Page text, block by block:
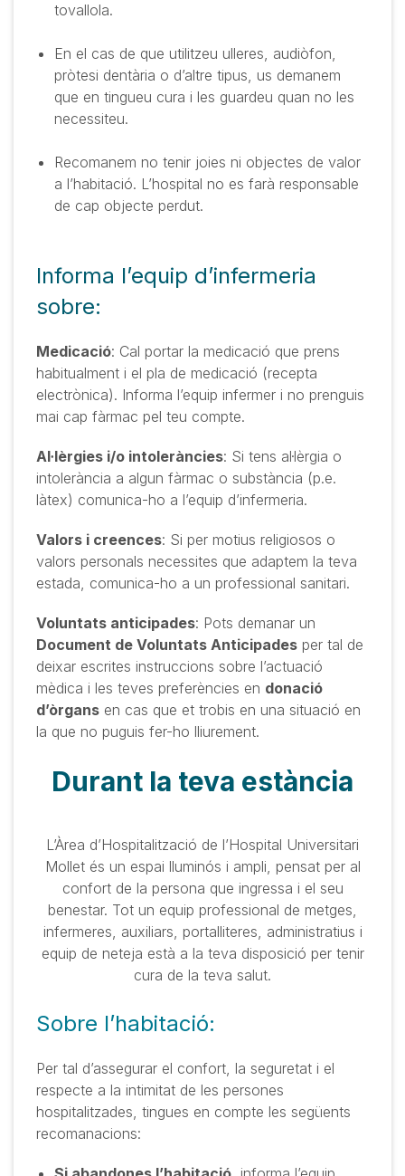
tovallola.
En el cas de que utilitzeu ulleres, audiòfon,
pròtesi dentària o d’altre tipus, us demanem
que en tingueu cura i les guardeu quan no les
necessiteu.
Recomanem no tenir joies ni objectes de valor
a l’habitació. L’hospital no es farà responsable
de cap objecte perdut.
Informa l’equip d’infermeria
sobre:
Medicació: Cal portar la medicació que prens
habitualment i el pla de medicació (recepta
electrònica). Informa l’equip infermer i no prenguis
mai cap fàrmac pel teu compte.
Al·lèrgies i/o intoleràncies: Si tens al·lèrgia o
intolerància a algun fàrmac o substància (p.e.
làtex) comunica-ho a l’equip d’infermeria.
Valors i creences: Si per motius religiosos o
valors personals necessites que adaptem la teva
estada, comunica-ho a un professional sanitari.
Voluntats anticipades: Pots demanar un
Document de Voluntats Anticipades per tal de
deixar escrites instruccions sobre l’actuació
mèdica i les teves preferències en donació
d’òrgans en cas que et trobis en una situació en
la que no puguis fer-ho lliurement.
Durant la teva estància
L’Àrea d’Hospitalització de l’Hospital Universitari
Mollet és un espai lluminós i ampli, pensat per al
confort de la persona que ingressa i el seu
benestar. Tot un equip professional de metges,
infermeres, auxiliars, portalliteres, administratius i
equip de neteja està a la teva disposició per tenir
cura de la teva salut.
Sobre l’habitació:
Per tal d’assegurar el confort, la seguretat i el
respecte a la intimitat de les persones
hospitalitzades, tingues en compte les següents
recomanacions: